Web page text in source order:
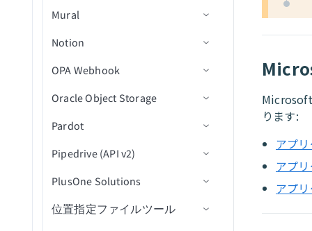
候補者を採用済みにする(v3)
アプリケーションを移動(v3)
アプリケーションを却下
アプリケーションを却下
（v3）
添付ファイルをアップロー
会社に関連付けられた連絡
関連付けを一覧表示
レコードを関連付け
チ）
関連付けを削除（batch）
オブジェクトデータをエク
商談にメモを追加
商談を更新
連絡先を検索
ユーザーを検索
パイプラインを検索
IDでユーザーを取得
会話が更新済み
ユーザーが更新済み
ユーザーとして会話に返信
ユーザー別に会話を検索
ユーザー別にメモを検索
ユーザー別にセグメントを
検索
ユーザー別にタグを検索
ユーザーを検索
ユーザーを更新
行を挿入（batch）
更新アクション
削除アクション
カスタムSQLを実行
クエリ結果をエクスポート
（real-time）
新規/更新済み課題をエクス
New event（リアルタイム）
アルタイム）
ユーザーを課題に割り当て
コメントを作成
課題を作成
ユーザーを作成
添付ファイルをダウンロー
ド
課題の変更ログを取得
課題を取得
Jiraリアルタイムトリガーの
使用
顧客を作成
顧客リクエストを作成
コメントを作成
コメントを一覧表示
IDでコメントを取得
キューを取得
キュー内の課題を取得
コネクション設定
トリガー
キュー内の新規メッセージ
（リアルタイム）
トピック内の新規メッセー
アクション
メッセージをキューに公開
メッセージをトピックに公
開
キュー内のメッセージを受
Workato
アクション
JSON変換
JumpCloud
コネクション設定
トリガー
新規オブジェクト
アクション
関連付けを作成
関連付けを削除
オブジェクトの作成
JWT by Workato
コネクション設定
アクション
JWTを生成
JWTをデコード
LaunchDarkly
コネクション設定
LinkedIn
コネクション設定
トリガー
新規リード獲得フォーム送
アクション
MailChimp
コネクション設定
トリガー
Mapper by Workato
コネクション設定
Marketo
を検索
除
サインインセッションを取
リ
オンデマンド項目ジョブを
新規メールメッセージ
新規プレゼンス
シート内の新規行
レコードの作成
共有可能なリンクを作成
レコードの削除
ファイルをダウンロード
レコードを取得
レコードを一覧表示
メールメッセージを移動
レコードの検索
アクション
ファイルをダウンロード
ファイルのアップロード
コネクション設定
トリガー
新規アクティビティログ
新規項目
新規項目（リアルタイム）
グループに移動された新規
項目（リアルタイム）
アクション
レコードをアーカイブ
列値をクリア
レコードの作成
レコードの削除
レコードを取得
前提条件
コネクション設定
アクション
アカウント取引照会
入金照会
転送リクエスト
Mural
前提条件
コネクション設定
アクション
レコードの作成
レコードの削除
IDによるレコード詳細の取
Notion
コネクション設定
トリガー
新規/更新済みデータベース
アクション
レコードの作成
IDによるレコード詳細の取
OPA Webhook
トリガー
新規Webhookイベント
Oracle Object Storage
前提条件
コネクション設定
アクション
レコードの作成
Pardot
前提条件
コネクション設定
トリガー
Pipedrive (API v2)
コネクション設定
トリガー
PlusOne Solutions
コネクション設定
位置指定ファイルツール
ります:
アプ
アプ
アプ